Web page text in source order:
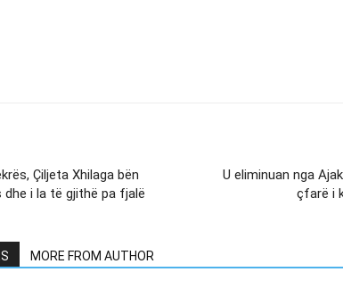
Çiljeta Xhilaga bën
dhe i la të gjithë pa fjalë
U eliminuan nga
çfarë i
MORE FROM AUTHOR